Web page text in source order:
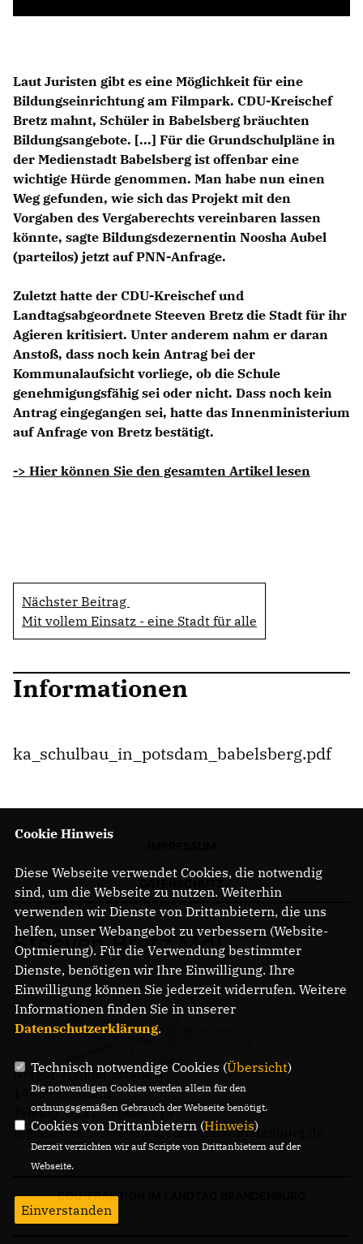
Laut Juristen gibt es eine Möglichkeit für eine
Bildungseinrichtung am Filmpark. CDU-Kreischef
Bretz mahnt, Schüler in Babelsberg bräuchten
Bildungsangebote. [...] Für die Grundschulpläne in
der Medienstadt Babelsberg ist offenbar eine
wichtige Hürde genommen. Man habe nun einen
Weg gefunden, wie sich das Projekt mit den
Vorgaben des Vergaberechts vereinbaren lassen
könnte, sagte Bildungsdezernentin Noosha Aubel
(parteilos) jetzt auf PNN-Anfrage.
Zuletzt hatte der CDU-Kreischef und
Landtagsabgeordnete Steeven Bretz die Stadt für ihr
Agieren kritisiert. Unter anderem nahm er daran
Anstoß, dass noch kein Antrag bei der
Kommunalaufsicht vorliege, ob die Schule
genehmigungsfähig sei oder nicht. Dass noch kein
Antrag eingegangen sei, hatte das Innenministerium
auf Anfrage von Bretz bestätigt.
-> Hier können Sie den gesamten Artikel lesen
Nächster Beitrag
Mit vollem Einsatz - eine Stadt für alle
Informationen
ka_schulbau_in_potsdam_babelsberg.pdf
Steeven Bretz MdL
Gregor-Mendel-Straße 3
14469 Potsdam
Telefon: 0331 - 20085713
E-Mail: buero.steeven.bretz@mdl.brandenburg.de
CDU-FRAKTION IM LANDTAG BRANDENBURG
Cookie Hinweis
Diese Webseite verwendet Cookies, die notwendig
sind, um die Webseite zu nutzen. Weiterhin
verwenden wir Dienste von Drittanbietern, die uns
helfen, unser Webangebot zu verbessern (Website-
Optmierung). Für die Verwendung bestimmter
Dienste, benötigen wir Ihre Einwilligung. Ihre
Einwilligung können Sie jederzeit widerrufen. Weitere
Informationen finden Sie in unserer
Datenschutzerklärung.
Technisch notwendige Cookies (Übersicht)
Die notwendigen Cookies werden allein für den
ordnungsgemäßen Gebrauch der Webseite benötigt.
Cookies von Drittanbietern (Hinweis)
Derzeit verzichten wir auf Scripte von Drittanbietern auf der
Webseite.
Einverstanden